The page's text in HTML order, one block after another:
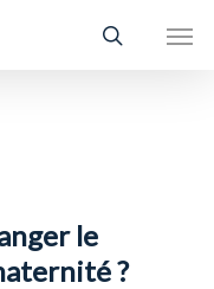
le
?